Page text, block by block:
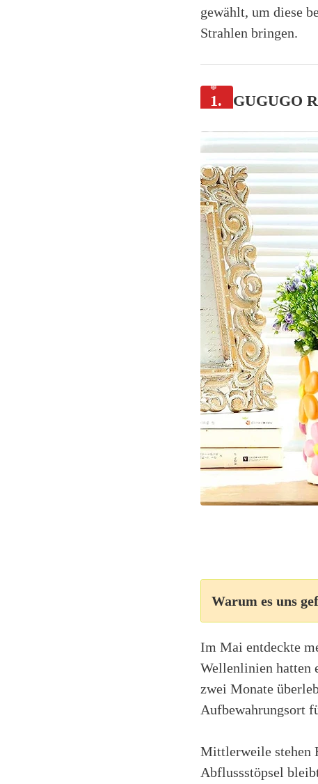
gewählt, um diese
Strahlen bringen.
1. GUGUGO
Warum es uns
Im Mai entdeckte
Wellenlinien hatten
zwei Monate
Aufbewahrungsort
Mittlerweile stehen
Abflussstöpsel